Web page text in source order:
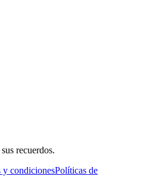
recuerdos.
y condicionesPolíticas de